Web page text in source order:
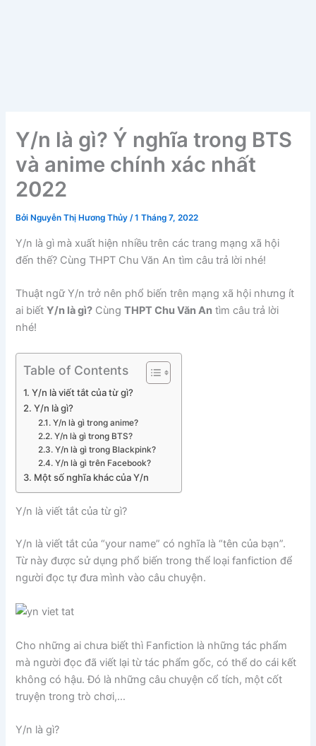
Y/n là gì? Ý nghĩa trong BTS
và anime chính xác nhất
2022
Bởi Nguyễn Thị Hương Thủy/1 Tháng 7, 2022
Y/n là gì mà xuất hiện nhiều trên các trang mạng xã hội
đến thế? Cùng THPT Chu Văn An tìm câu trả lời nhé!
Thuật ngữ Y/n trở nên phổ biến trên mạng xã hội nhưng ít
ai biếtY/n là gì? CùngTHPT Chu Văn An tìm câu trả lời
nhé!
Table of Contents
Y/n là viết tắt của từ gì?
Y/n là gì?
Y/n là gì trong anime?
Y/n là gì trong BTS?
Y/n là gì trong Blackpink?
Y/n là gì trên Facebook?
Một số nghĩa khác của Y/n
Y/n là viết tắt của từ gì?
Y/n là viết tắt của “your name” có nghĩa là “tên của bạn”.
Từ này được sử dụng phổ biến trong thể loại fanfiction để
người đọc tự đưa mình vào câu chuyện.
Cho những ai chưa biết thì Fanfiction là những tác phẩm
mà người đọc đã viết lại từ tác phẩm gốc, có thể do cái kết
không có hậu. Đó là những câu chuyện cổ tích, một cốt
truyện trong trò chơi,…
Y/n là gì?